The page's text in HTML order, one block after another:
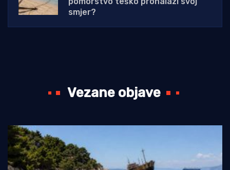
smjer?
Vezane objave